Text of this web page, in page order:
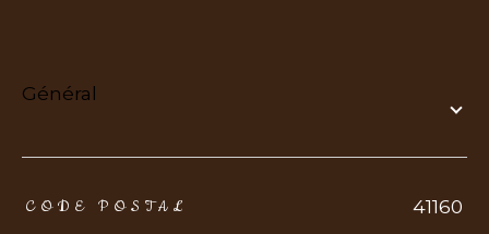
général
TRAD_ZEPHYR_Caracteristique TRAD_ZEPHYR_Valeurs
CODE POSTAL 41160